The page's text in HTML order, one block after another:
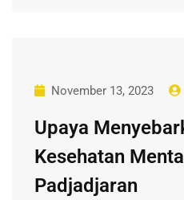
November 13, 2023
Upaya
Kesehatan
Padjadjaran